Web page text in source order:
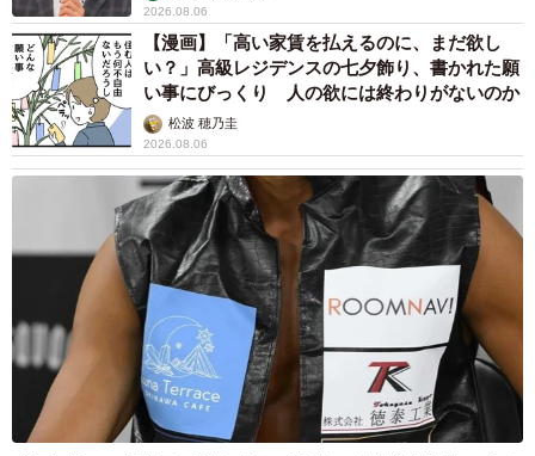
2026.08.06
【漫画】「高い家賃を払えるのに、まだ欲し
い？」高級レジデンスの七夕飾り、書かれた願
い事にびっくり 人の欲には終わりがないのか
松波 穂乃圭
2026.08.06